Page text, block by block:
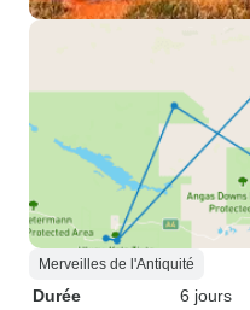
Merveilles de l'Antiquité
Durée
6 jours